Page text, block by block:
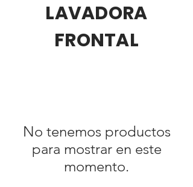
LAVADORA
FRONTAL
No tenemos productos
para mostrar en este
momento.